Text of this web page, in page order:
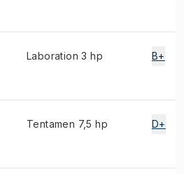
Laboration 3 hp B+
Tentamen 7,5 hp D+